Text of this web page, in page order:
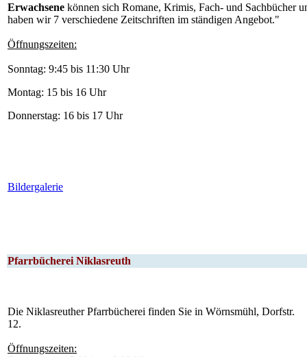
Erwachsene können sich Romane, Krimis, Fach- und Sachbücher
haben wir 7 verschiedene Zeitschriften im ständigen Angebot."
Öffnungszeiten:
Sonntag: 9:45 bis 11:30 Uhr
Montag: 15 bis 16 Uhr
Donnerstag: 16 bis 17 Uhr
Bildergalerie
Pfarrbücherei Niklasreuth
Die Niklasreuther Pfarrbücherei finden Sie in Wörnsmühl, Dorfstr.
12.
Öffnungszeiten: